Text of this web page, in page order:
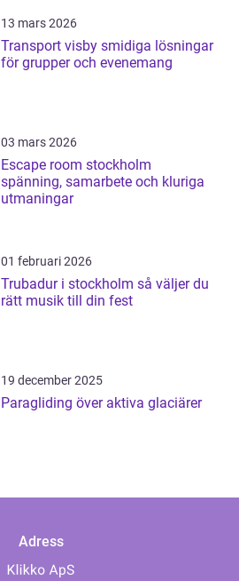
13 mars 2026
Transport visby smidiga lösningar
för grupper och evenemang
03 mars 2026
Escape room stockholm
spänning, samarbete och kluriga
utmaningar
01 februari 2026
Trubadur i stockholm så väljer du
rätt musik till din fest
19 december 2025
Paragliding över aktiva glaciärer
Adress